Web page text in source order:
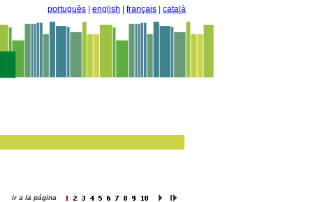
português english français català
ir a la página